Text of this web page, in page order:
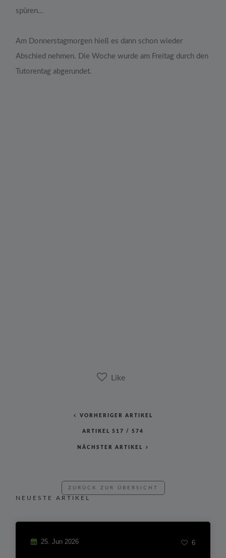
spüren…
Am Donnerstagmorgen hieß es dann schon wieder
Abschied nehmen. Die Woche wurde am Freitag durch den
Tutorentag abgerundet.
VORHERIGER ARTIKEL
ARTIKEL 517 / 574
NÄCHSTER ARTIKEL
ZURÜCK ZUR ÜBERSICHT
NEUESTE ARTIKEL
25. Jun 2026 6